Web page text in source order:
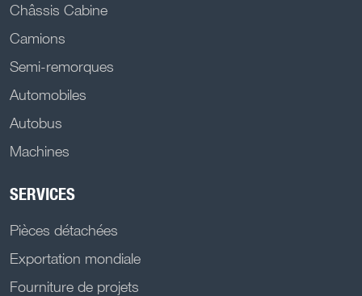
Châssis Cabine
Camions
Semi-remorques
Automobiles
Autobus
Machines
SERVICES
Pièces détachées
Exportation mondiale
Fourniture de projets